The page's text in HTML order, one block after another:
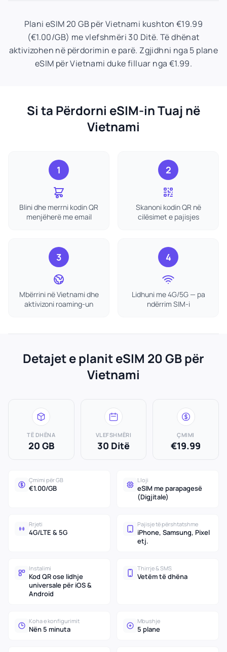
Plani eSIM 20 GB për Vietnami kushton €19.99
(€1.00/GB) me vlefshmëri 30 Ditë. Të dhënat
aktivizohen në përdorimin e parë. Zgjidhni nga 5 plane
eSIM për Vietnami duke filluar nga €1.99.
Si ta Përdorni eSIM-in Tuaj në
Vietnami
1
Blini dhe merrni kodin QR
menjëherë me email
2
Skanoni kodin QR në
cilësimet e pajisjes
3
Mbërrini në Vietnami dhe
aktivizoni roaming-un
4
Lidhuni me 4G/5G — pa
ndërrim SIM-i
Detajet e planit eSIM 20 GB për
Vietnami
TË DHËNA
20 GB
VLEFSHMËRI
30 Ditë
ÇMIMI
€19.99
Çmimi për GB
€1.00/GB
Lloji
eSIM me parapagesë
(Digjitale)
Rrjeti
4G/LTE & 5G
Pajisje të përshtatshme
iPhone, Samsung, Pixel
etj.
Instalimi
Kod QR ose lidhje
universale për iOS &
Android
Thirrje & SMS
Vetëm të dhëna
Koha e konfigurimit
Nën 5 minuta
Mbushje
5 plane